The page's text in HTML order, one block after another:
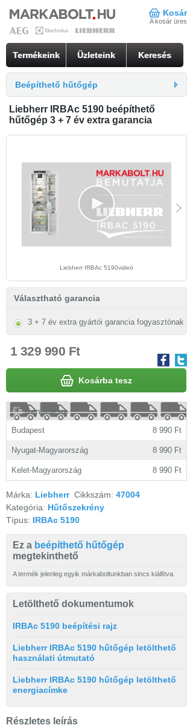
Kosár
A kosár üres
Termékeink Üzleteink Keresés
Beépíthető hűtőgép
Liebherr IRBAc 5190 beépíthető
hűtőgép 3 + 7 év extra garancia
Liebherr IRBAc 5190videó
Választható garancia
3 + 7 év extra gyártói garancia fogyasztónak
1 329 990 Ft
Kosárba tesz
Rendelésre
Budapest 8 990 Ft
Nyugat-Magyarország 8 990 Ft
Kelet-Magyarország 8 990 Ft
Márka: LiebherrCikkszám: 47004
Kategória: Hűtőszekrény
Típus: IRBAc 5190
Ez a beépíthető hűtőgép
megtekinthető
A termék jelenleg egyik márkaboltunkban sincs kiállítva.
Letölthető dokumentumok
IRBAc 5190 beépítési rajz
Liebherr IRBAc 5190 hűtőgép letölthető
használati útmutató
Liebherr IRBAc 5190 hűtőgép letölthető
energiacímke
Részletes leírás